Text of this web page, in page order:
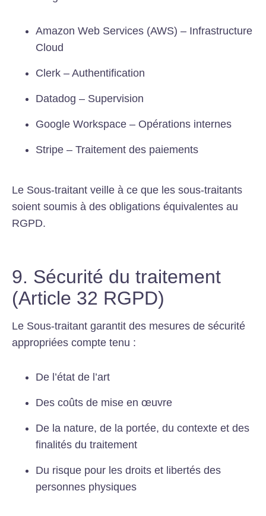
Amazon Web Services (AWS) – Infrastructure
Cloud
Clerk – Authentification
Datadog – Supervision
Google Workspace – Opérations internes
Stripe – Traitement des paiements
Le Sous-traitant veille à ce que les sous-traitants
soient soumis à des obligations équivalentes au
RGPD.
9. Sécurité du traitement
(Article 32 RGPD)
Le Sous-traitant garantit des mesures de sécurité
appropriées compte tenu :
De l’état de l’art
Des coûts de mise en œuvre
De la nature, de la portée, du contexte et des
finalités du traitement
Du risque pour les droits et libertés des
personnes physiques